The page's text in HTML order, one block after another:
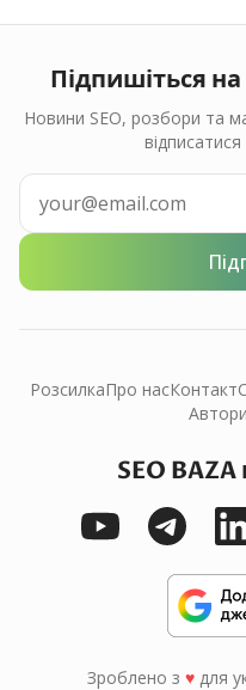
Підпишіться
Новини SEO, розбори та
РозсилкаПро насКонтакт
Автори
SEO
Зроблено з ♥ для